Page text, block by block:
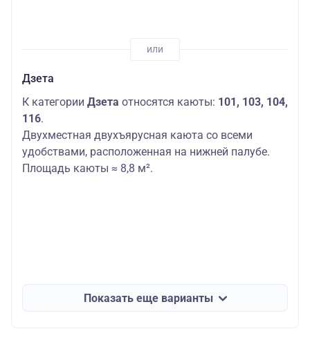
Дзета
К категории Дзета относятся каюты: 101, 103, 104,
116.
Двухместная двухъярусная каюта со всеми
удобствами, расположенная на нижней палубе.
Площадь каюты ≈ 8,8 м².
Показать еще варианты